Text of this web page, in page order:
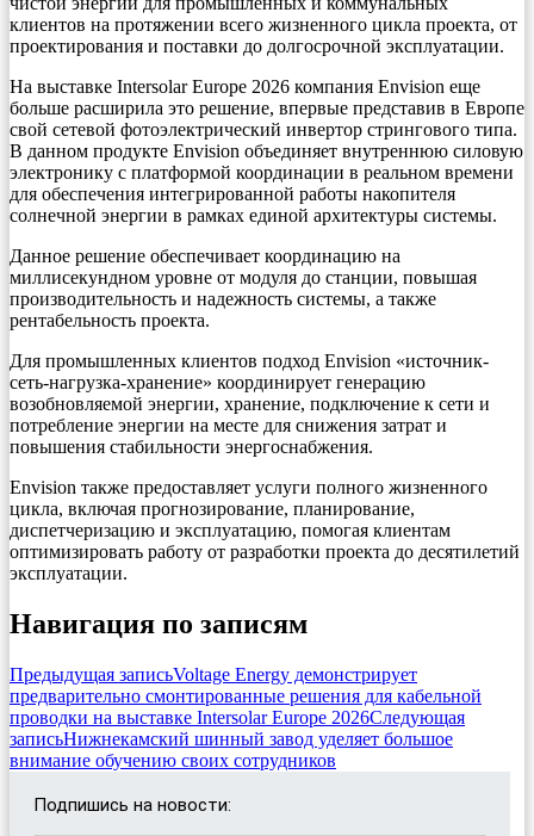
клиентов на протяжении всего жизненного цикла проекта, от
проектирования и поставки до долгосрочной эксплуатации.
На выставке Intersolar Europe 2026 компания Envision еще
больше расширила это решение, впервые представив в Европе
свой сетевой фотоэлектрический инвертор стрингового типа.
В данном продукте Envision объединяет внутреннюю силовую
электронику с платформой координации в реальном времени
для обеспечения интегрированной работы накопителя
солнечной энергии в рамках единой архитектуры системы.
Данное решение обеспечивает координацию на
миллисекундном уровне от модуля до станции, повышая
производительность и надежность системы, а также
рентабельность проекта.
Для промышленных клиентов подход Envision «источник-
сеть-нагрузка-хранение» координирует генерацию
возобновляемой энергии, хранение, подключение к сети и
потребление энергии на месте для снижения затрат и
повышения стабильности энергоснабжения.
Envision также предоставляет услуги полного жизненного
цикла, включая прогнозирование, планирование,
диспетчеризацию и эксплуатацию, помогая клиентам
оптимизировать работу от разработки проекта до десятилетий
эксплуатации.
Навигация по записям
Предыдущая записьVoltage Energy демонстрирует
предварительно смонтированные решения для кабельной
проводки на выставке Intersolar Europe 2026Следующая
записьНижнекамский шинный завод уделяет большое
внимание обучению своих сотрудников
Подпишись на новости: